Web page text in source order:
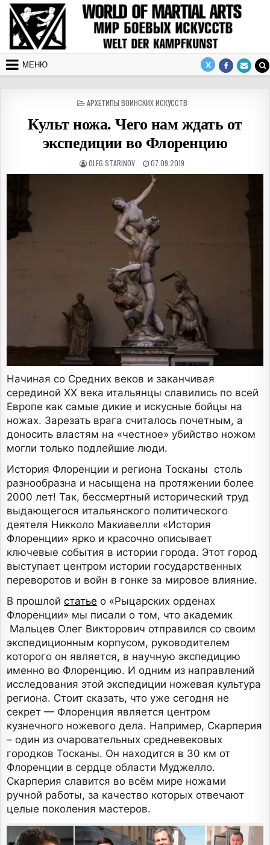
Перейти к содержимому
МЕНЮ
ОПУБЛИКОВАНО В
АРХЕТИПЫ ВОИНСКИХ ИСКУССТВ
Культ ножа. Чего нам ждать от
экспедиции во Флоренцию
АВТОР:
OLEG STARINOV ДАТА ПУБЛИКАЦИИ:
07.09.2019
Начиная со Средних веков и заканчивая
серединой XX века итальянцы славились по всей
Европе как самые дикие и искусные бойцы на
ножах. Зарезать врага считалось почетным, а
доносить властям на «честное» убийство ножом
могли только подлейшие люди.
История Флоренции и региона Тосканы столь
разнообразна и насыщена на протяжении более
2000 лет! Так, бессмертный исторический труд
выдающегося итальянского политического
деятеля Никколо Макиавелли «История
Флоренции» ярко и красочно описывает
ключевые события в истории города. Этот город
выступает центром истории государственных
переворотов и войн в гонке за мировое влияние.
В прошлой статье о «Рыцарских орденах
Флоренции» мы писали о том, что академик
Мальцев Олег Викторович отправился со своим
экспедиционным корпусом, руководителем
которого он является, в научную экспедицию
именно во Флоренцию. И одним из направлений
исследования этой экспедиции ножевая культура
региона. Стоит сказать, что уже сегодня не
секрет — Флоренция является центром
кузнечного ножевого дела. Например, Скарперия
– один из очаровательных средневековых
городков Тосканы. Он находится в 30 км от
Флоренции в сердце области Муджелло.
Скарперия славится во всём мире ножами
ручной работы, за качество которых отвечают
целые поколения мастеров.